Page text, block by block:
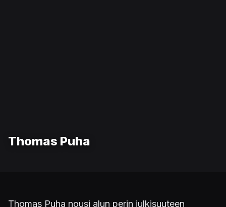
Thomas Puha
Thomas Puha nousi alun perin julkisuuteen